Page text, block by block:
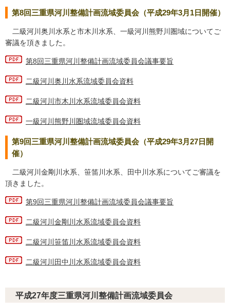
第8回三重県河川整備計画流域委員会（平成29年3月1日開催）
二級河川奥川水系と市木川水系、一級河川熊野川圏域についてご
審議を頂きました。
第8回三重県河川整備計画流域委員会議事要旨
二級河川奥川水系流域委員会資料
二級河川市木川水系流域委員会資料
一級河川熊野川圏域流域委員会資料
第9回三重県河川整備計画流域委員会（平成29年3月27日開
催）
二級河川金剛川水系、笹笛川水系、田中川水系についてご審議を
頂きました。
第9回三重県河川整備計画流域委員会議事要旨
二級河川金剛川水系流域委員会資料
二級河川笹笛川水系流域委員会資料
二級河川田中川水系流域委員会資料
平成27年度三重県河川整備計画流域委員会